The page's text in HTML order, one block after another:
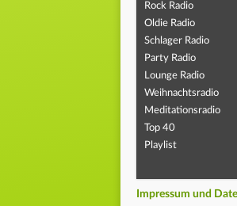
Rock Radio
Oldie Radio
Schlager Radio
Party Radio
Lounge Radio
Weihnachtsradio
Meditationsradio
Top 40
Playlist
Impressum und